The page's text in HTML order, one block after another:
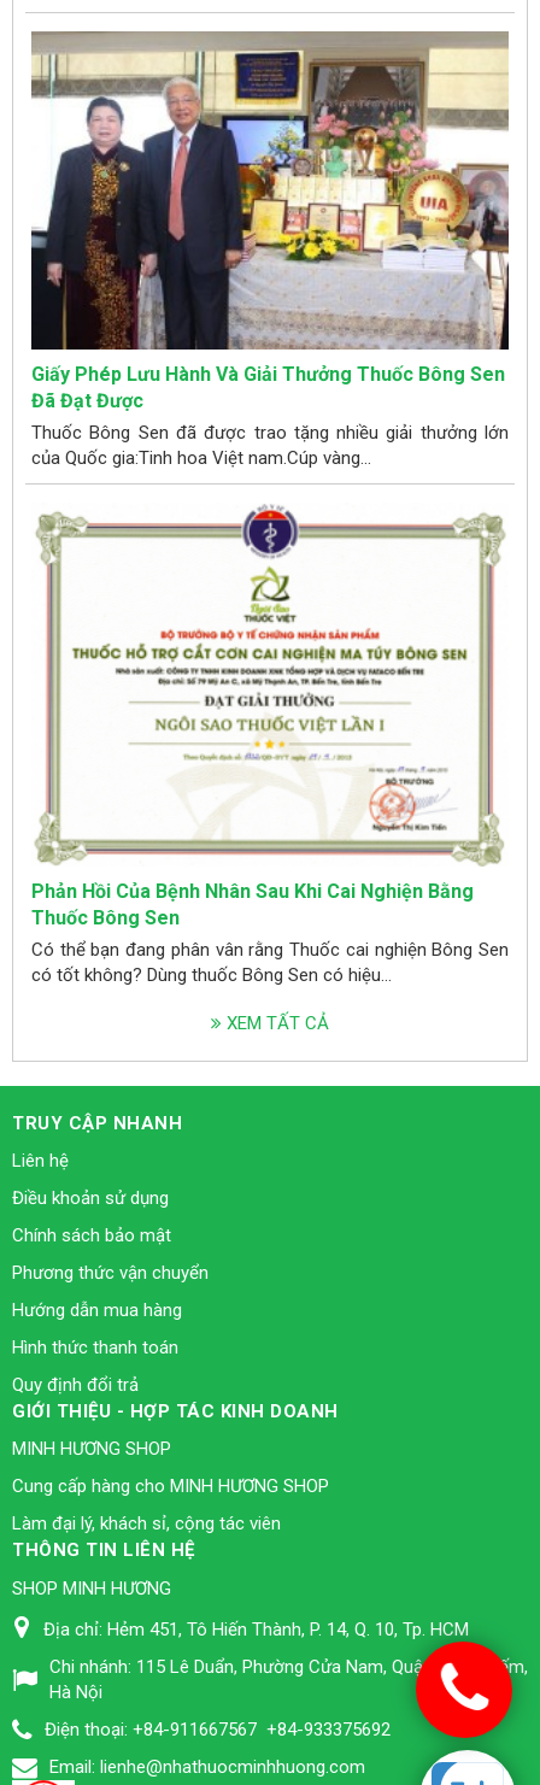
Giấy Phép Lưu Hành Và Giải Thưởng Thuốc Bông Sen
Đã Đạt Được
Thuốc Bông Sen đã được trao tặng nhiều giải thưởng lớn
của Quốc gia:Tinh hoa Việt nam.Cúp vàng...
Phản Hồi Của Bệnh Nhân Sau Khi Cai Nghiện Bằng
Thuốc Bông Sen
Có thể bạn đang phân vân rằng Thuốc cai nghiện Bông Sen
có tốt không? Dùng thuốc Bông Sen có hiệu...
XEM TẤT CẢ
TRUY CẬP NHANH
Liên hệ
Điều khoản sử dụng
Chính sách bảo mật
Phương thức vận chuyển
Hướng dẫn mua hàng
Hình thức thanh toán
Quy định đổi trả
GIỚI THIỆU - HỢP TÁC KINH DOANH
MINH HƯƠNG SHOP
Cung cấp hàng cho MINH HƯƠNG SHOP
Làm đại lý, khách sỉ, cộng tác viên
THÔNG TIN LIÊN HỆ
SHOP MINH HƯƠNG
Địa chỉ: Hẻm 451, Tô Hiến Thành, P. 14, Q. 10, Tp. HCM
Chi nhánh: 115 Lê Duẩn, Phường Cửa Nam, Quận Hoàn Kiếm,
Hà Nội
Điện thoại: +84-911667567 +84-933375692
Email: lienhe@nhathuocminhhuong.com